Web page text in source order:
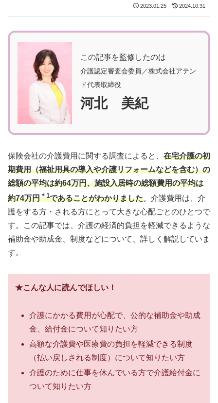
2023.01.25 2024.10.31
この記事を監修したのは
介護認定審査会委員／株式会社アテン
ド代表取締役
河北 美紀
保険会社の介護費用に関する調査によると、 在宅介護の初
期費用（福祉用具の導入や介護リフォームなどを含む）の
総額の平均は約64万円、施設入居時の総額費用の平均は
約74万円 ＊1であることがわかりました。介護費用は、介
護をする方・される方にとって大きな心配ごとのひとつで
す。この記事では、介護の経済的負担を軽減できるような
補助金や助成金、制度などについて、詳しく解説していま
す。
★こんな人に読んでほしい！
介護にかかる費用が心配で、公的な補助金や助成
金、給付金について知りたい方
高額な介護費や医療費の負担を軽減できる制度
（払い戻しされる制度）について知りたい方
介護のために仕事を休んでいる方で介護給付金に
ついて知りたい方